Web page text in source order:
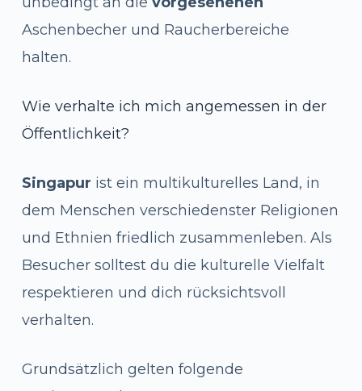
Aschenbecher und Raucherbereiche
halten.
Wie verhalte ich mich angemessen in der
Öffentlichkeit?
Singapur ist ein multikulturelles Land, in
dem Menschen verschiedenster Religionen
und Ethnien friedlich zusammenleben. Als
Besucher solltest du die kulturelle Vielfalt
respektieren und dich rücksichtsvoll
verhalten.
Grundsätzlich gelten folgende